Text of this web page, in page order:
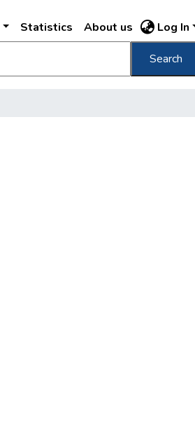
Statistics About us Log In
Search